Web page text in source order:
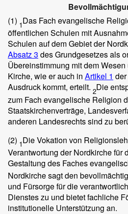
(1) 1Das Fach evangelische
öffentlichen Schulen mit
Schulen auf dem Gebiet der
Absatz 3 des Grundgesetzes als
Übereinstimmung mit dem
Kirche, wie er auch in Artikel 1
Ausdruck kommt, erteilt. 2Die
zum Fach evangelische Religion
Staatskirchenverträge,
anderen Landesrechts sind zu
(2) 1Die Vokation von
Verantwortung der Nordkirche für
Gestaltung des Faches
Nordkirche sagt den
und Fürsorge für die
Dienstes zu und bietet fachliche
institutionelle Unterstützung an.